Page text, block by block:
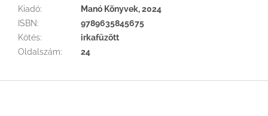
Kiadó:
Manó Könyvek, 2024
ISBN:
9789635845675
Kötés:
irkafűzött
Oldalszám: 24